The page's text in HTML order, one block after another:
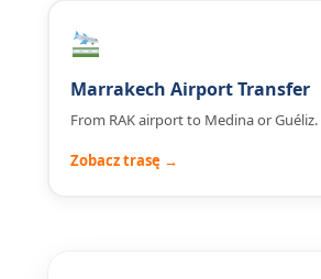
Marrakech Airport Transfer
From RAK airport to Medina or Guéliz.
Zobacz trasę →